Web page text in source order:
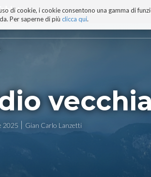
di cookie, i cookie consentono una gamma di
Per saperne di più clicca qui.
BLOG TECNOCONSAPEVOLEZZA
2025 Gian Carlo Lanzetti